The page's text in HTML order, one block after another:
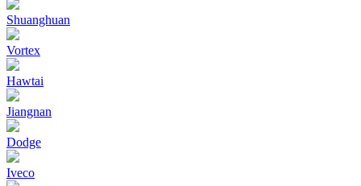
Shuanghuan
Vortex
Hawtai
Jiangnan
Dodge
Iveco